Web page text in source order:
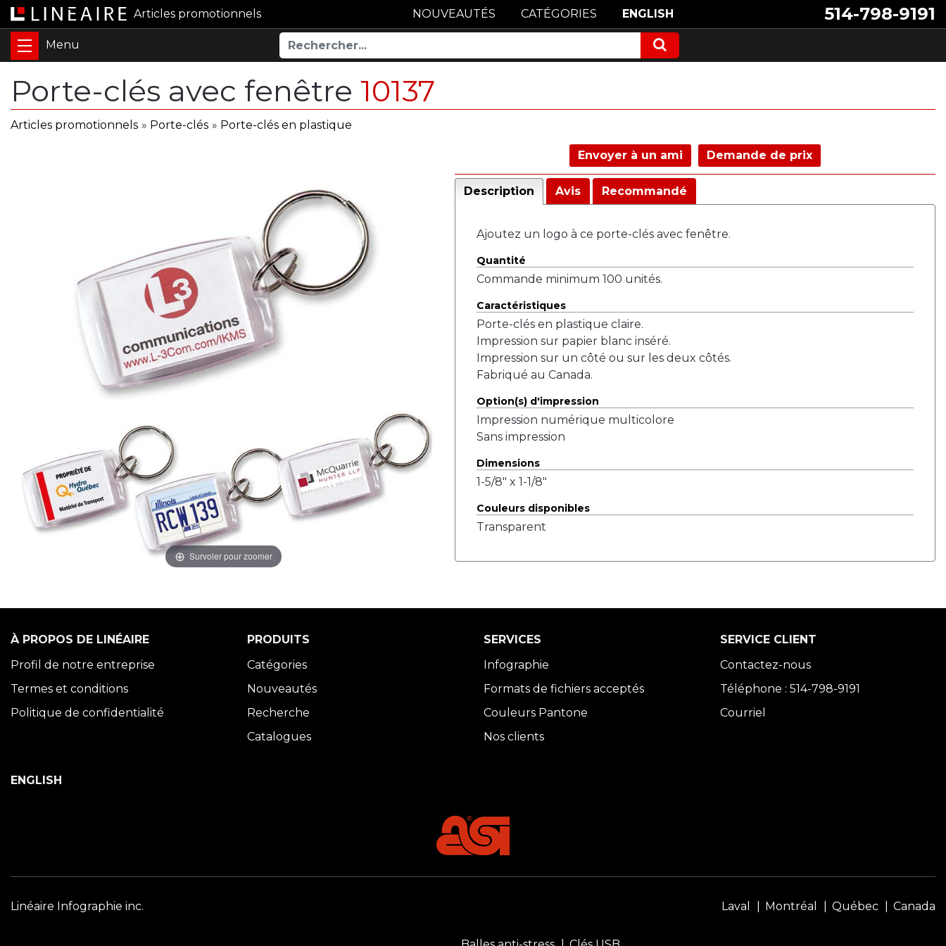
Articles promotionnels 514-798-9191
NOUVEAUTÉS CATÉGORIES ENGLISH
Porte-clés avec fenêtre 10137
Articles promotionnels » Porte-clés » Porte-clés en plastique
Survoler pour zoomer
Envoyer à un ami Demande de prix
Description Avis Recommandé
Ajoutez un logo à ce porte-clés avec fenêtre.
Quantité
Commande minimum 100 unités.
Caractéristiques
Porte-clés en plastique claire.
Impression sur papier blanc inséré.
Impression sur un côté ou sur les deux côtés.
Fabriqué au Canada.
Option(s) d'impression
Impression numérique multicolore
Sans impression
Dimensions
1-5/8" x 1-1/8"
Couleurs disponibles
Transparent
À PROPOS DE LINÉAIRE
Profil de notre entreprise
Termes et conditions
Politique de confidentialité
PRODUITS
Catégories
Nouveautés
Recherche
Catalogues
SERVICES
Infographie
Formats de fichiers acceptés
Couleurs Pantone
Nos clients
SERVICE CLIENT
Contactez-nous
Téléphone : 514-798-9191
Courriel
ENGLISH
Linéaire Infographie inc. Laval Montréal Québec Canada